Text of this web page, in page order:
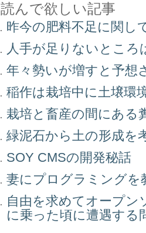
読んで欲しい記事
昨今の肥料不足に関し
人手が足りないところ
年々勢いが増すと予想
稲作は栽培中に土壌環
栽培と畜産の間にある
緑泥石から土の形成を
SOY CMSの開発秘話
妻にプログラミングを
自由を求めてオープン
に乗った頃に遭遇する